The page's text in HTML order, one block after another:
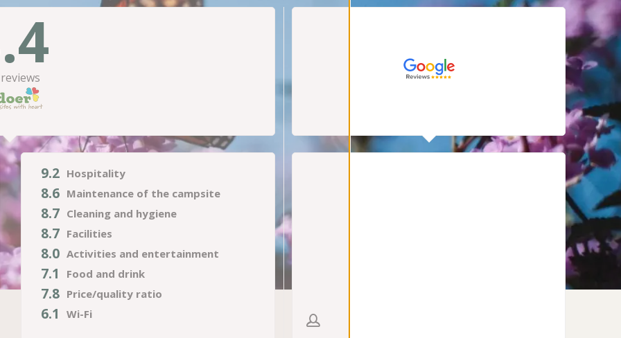
reviews
Hospitality
9.2
Maintenance of the campsite
8.6
Cleaning and hygiene
8.7
Facilities
8.7
Activities and entertainment
8.0
Food and drink
7.1
Price/quality ratio
7.8
Wi-Fi
6.1